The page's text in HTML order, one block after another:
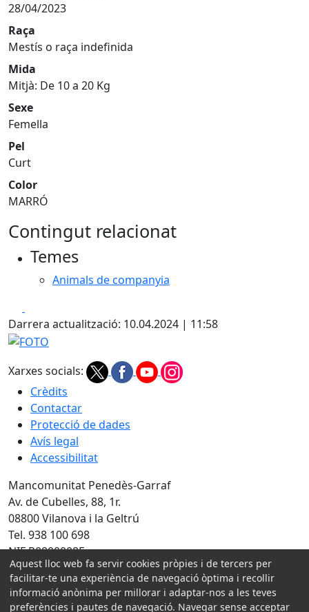
28/04/2023
Raça
Mestís o raça indefinida
Mida
Mitjà: De 10 a 20 Kg
Sexe
Femella
Pel
Curt
Color
MARRÓ
Contingut relacionat
Temes
Animals de companyia
Darrera actualització: 10.04.2024 | 11:58
FOTO
Xarxes socials:
Crèdits
Contactar
Protecció de dades
Avís legal
Accessibilitat
Mancomunitat Penedès-Garraf
Av. de Cubelles, 88, 1r.
08800 Vilanova i la Geltrú
Tel. 938 100 698
NIF P0800008E
Amb la col·laboració de:
Aquest lloc web fa servir cookies pròpies i de tercers per
facilitar-te una experiència de navegació òptima i recollir
informació anònima per millorar i adaptar-nos a les teves
preferències i pautes de navegació. Navegar sense acceptar